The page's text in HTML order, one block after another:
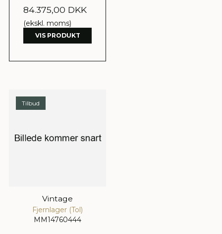
84.375,00 DKK
(ekskl. moms)
VIS PRODUKT
Tilbud
Vintage
Fjernlager (Tol)
MM14760444